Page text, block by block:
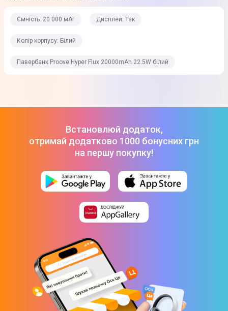
Вхідні інтерфейси
Вхідний струм
Вихідні інтерфейси
USB Type-A
Дальність індукційного поля
Ємність: 20 000 мАг Дисплей: Так
Колір корпусу: Білий
Павербанк Proove Hyper Flux 20000mAh 22.5W білий
Встановлюй додаток,
отримай додатково 1000 бонусних грн
на першу покупку!